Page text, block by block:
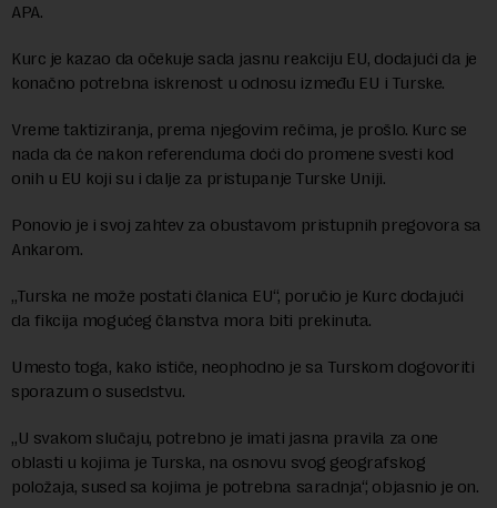
APA.
Kurc je kazao da očekuje sada jasnu reakciju EU, dodajući da je
konačno potrebna iskrenost u odnosu između EU i Turske.
Vreme taktiziranja, prema njegovim rečima, je prošlo. Kurc se
nada da će nakon referenduma doći do promene svesti kod
onih u EU koji su i dalje za pristupanje Turske Uniji.
Ponovio je i svoj zahtev za obustavom pristupnih pregovora sa
Ankarom.
„Turska ne može postati članica EU“, poručio je Kurc dodajući
da fikcija mogućeg članstva mora biti prekinuta.
Umesto toga, kako ističe, neophodno je sa Turskom dogovoriti
sporazum o susedstvu.
„U svakom slučaju, potrebno je imati jasna pravila za one
oblasti u kojima je Turska, na osnovu svog geografskog
položaja, sused sa kojima je potrebna saradnja“, objasnio je on.